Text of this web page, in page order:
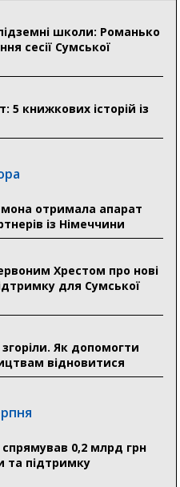
школи: Романько
сесії Сумської
5 книжкових історій із
отримала апарат
із Німеччини
Хрестом про нові
для Сумської
Як допомогти
відновитися
0,2 млрд грн
та підтримку